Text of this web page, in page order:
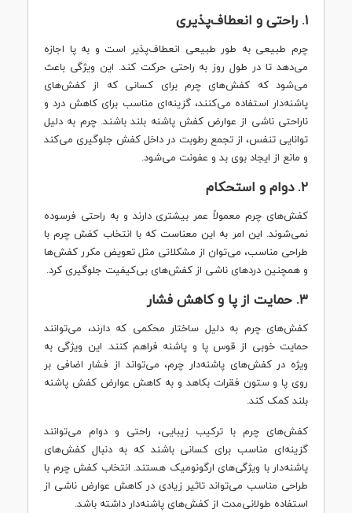
۱. راحتی و انعطاف‌پذیری
چرم طبیعی به طور طبیعی انعطاف‌پذیر است و به پا اجازه
می‌دهد تا در طول روز به راحتی حرکت کند. این ویژگی باعث
می‌شود که کفش‌های چرم برای کسانی که از کفش‌های
پاشنه‌دار استفاده می‌کنند، گزینه‌ای مناسب برای کاهش درد و
ناراحتی ناشی از عوارض کفش پاشنه بلند باشند. چرم به دلیل
توانایی تنفس، از تجمع رطوبت در داخل کفش جلوگیری می‌کند
و مانع از ایجاد بوی بد و عفونت می‌شود.
۲. دوام و استحکام
کفش‌های چرم معمولاً عمر بیشتری دارند و به راحتی فرسوده
نمی‌شوند. این امر به این معناست که با انتخاب کفش چرم با
طراحی مناسب، می‌توان از مشکلاتی مثل تعویض مکرر کفش‌ها
و همچنین دردهای ناشی از کفش‌های بی‌کیفیت جلوگیری کرد.
۳. حمایت از پا و کاهش فشار
کفش‌های چرم به دلیل ساختار محکمی که دارند، می‌توانند
حمایت خوبی از قوس پا و پاشنه فراهم کنند. این ویژگی به
ویژه در کفش‌های پاشنه‌دار چرم، می‌تواند از فشار اضافی بر
روی پا و ستون فقرات بکاهد و به کاهش عوارض کفش پاشنه
بلند کمک کند.
کفش‌های چرم با ترکیب زیبایی، راحتی و دوام می‌توانند
گزینه‌ای مناسب برای کسانی باشند که به دنبال کفش‌های
پاشنه‌دار با ویژگی‌های ارگونومیک هستند. انتخاب کفش چرم با
طراحی مناسب می‌تواند تاثیر زیادی در کاهش عوارض ناشی از
استفاده طولانی‌مدت از کفش‌های پاشنه‌دار داشته باشد.